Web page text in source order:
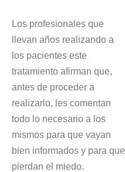
Los profesionales que
llevan años realizando a
los pacientes este
tratamiento afirman que,
antes de proceder a
realizarlo, les comentan
todo lo necesario a los
mismos para que vayan
bien informados y para que
pierdan el miedo.